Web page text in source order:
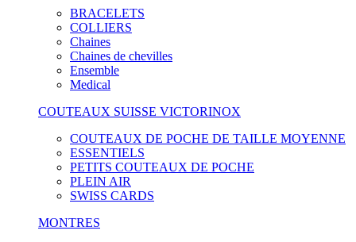
BRACELETS
COLLIERS
Chaines
Chaines de chevilles
Ensemble
Medical
COUTEAUX SUISSE VICTORINOX
COUTEAUX DE POCHE DE TAILLE MOYENNE
ESSENTIELS
PETITS COUTEAUX DE POCHE
PLEIN AIR
SWISS CARDS
MONTRES